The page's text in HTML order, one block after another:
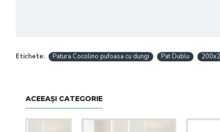
Etichete: Patura Cocolino pufoasa cu dungi Pat Dublu
ACEEAȘI CATEGORIE